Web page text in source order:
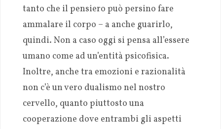
tanto che il pensiero può persino fare
ammalare il corpo – a anche guarirlo,
quindi. Non a caso oggi si pensa all’essere
umano come ad un’entità psicofisica.
Inoltre, anche tra emozioni e razionalità
non c’è un vero dualismo nel nostro
cervello, quanto piuttosto una
cooperazione dove entrambi gli aspetti